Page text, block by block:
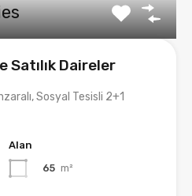
Satılık Daireler
Sosyal Tesisli 2+1
Alan
65 m²